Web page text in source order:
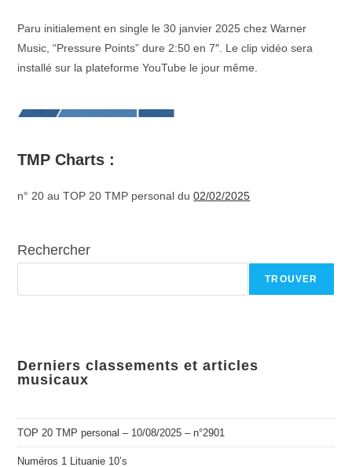
Paru initialement en single le 30 janvier 2025 chez Warner
Music, “Pressure Points” dure 2:50 en 7″. Le clip vidéo sera
installé sur la plateforme YouTube le jour même.
TMP Charts :
n° 20 au TOP 20 TMP personal du02/02/2025
Rechercher
TROUVER
Derniers classements et articles
musicaux
TOP 20 TMP personal – 10/08/2025 – n°2901
Numéros 1 Lituanie 10’s